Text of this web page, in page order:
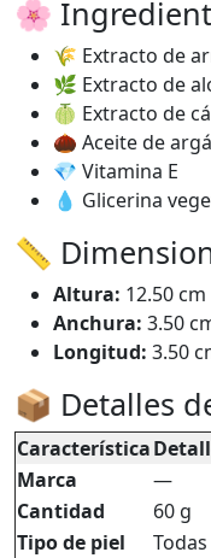
🌸
🌾 Extracto de
🌿 Extracto de
🍈 Extracto de
🌰 Aceite de
💎 Vitamina E
💧 Glicerina
📏
Altura: 12.50 cm
Anchura: 3.50
Longitud: 3.50
📦 Detalles
Característica
Marca
—
Cantidad
60 g
Tipo de piel
Todas